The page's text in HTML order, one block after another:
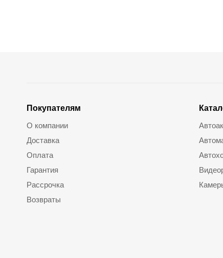
Покупателям
О компании
Доставка
Оплата
Гарантия
Рассрочка
Возвраты